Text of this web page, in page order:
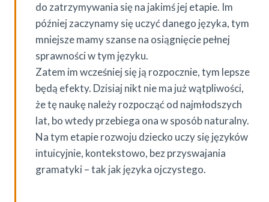
do zatrzymywania się na jakimś jej etapie. Im
później zaczynamy się uczyć danego języka, tym
mniejsze mamy szanse na osiągnięcie pełnej
sprawności w tym języku.
Zatem im wcześniej się ją rozpocznie, tym lepsze
będą efekty. Dzisiaj nikt nie ma już wątpliwości,
że tę naukę należy rozpocząć od najmłodszych
lat, bo wtedy przebiega ona w sposób naturalny.
Na tym etapie rozwoju dziecko uczy się języków
intuicyjnie, kontekstowo, bez przyswajania
gramatyki – tak jak języka ojczystego.